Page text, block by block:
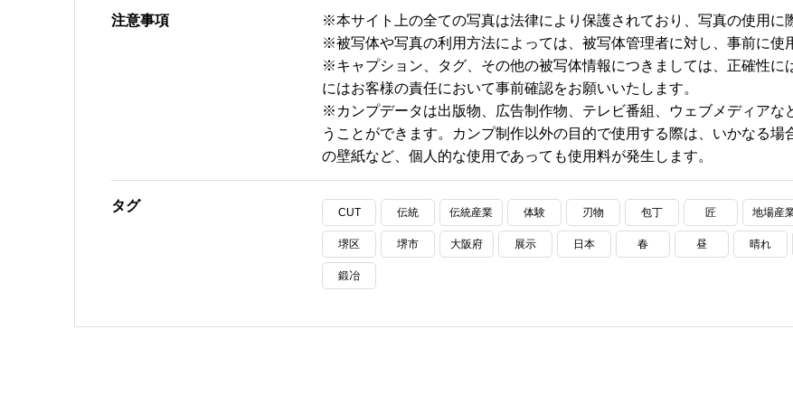
注意事項
※本サイト上の全ての写真は法律により保護されており、写真の使用に
※被写体や写真の利用方法によっては、被写体管理者に対し、事前に使
※キャプション、タグ、その他の被写体情報につきましては、正確性
にはお客様の責任において事前確認をお願いいたします。
※カンプデータは出版物、広告制作物、テレビ番組、ウェブメディアな
うことができます。カンプ制作以外の目的で使用する際は、いかなる
の壁紙など、個人的な使用であっても使用料が発生します。
タグ CUT 伝統 伝統産業 体験 刃物 包丁 匠 地場産
堺区 堺市 大阪府 展示 日本 春 昼 晴れ
鍛冶